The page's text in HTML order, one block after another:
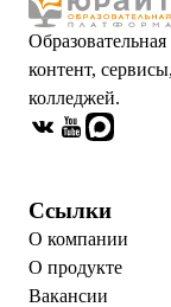
контент,
колледжей.
Ссылки
О компании
О продукте
Вакансии